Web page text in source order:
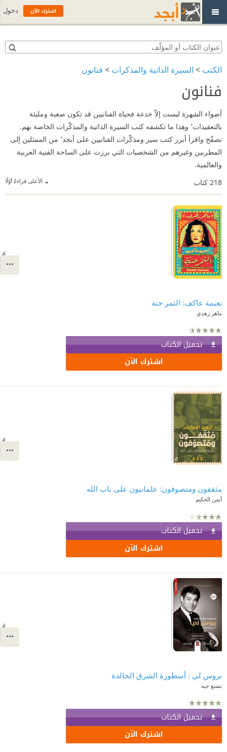
الكتب > السيرة الذاتية والمذكرات > فنانون
فنانون
أضواء الشهرة ليست إلاّ خدعة فحياة الفنانيين قد تكون صعبة ومليئة
بالتعقيدات٬ وهذا ما تكشفه كتب السيرة الذاتية والمذكّرات الخاصة بهم.
تصفّح واقرأ أبرز كتب سير ومذكّرات الفنانيين على أبجد٬ من الممثلين إلى
المطربين وغيرهم من الشخصيات التي برزت على الساحة الفنية العربية
والعالمية.
الأعلى قراءةً أوّلًا 218 كتاب
نعيمة عاكف: التمر حنة
ماهر زهدي
تحميل الكتاب
اشترك الآن
مثقفون ومتصوفون: علمانيون على باب الله
أيمن الحكيم
تحميل الكتاب
اشترك الآن
بروس لي : أسطورة الشرق الخالدة
تشنغ جيه
تحميل الكتاب
اشترك الآن
اشترك الآن دخول